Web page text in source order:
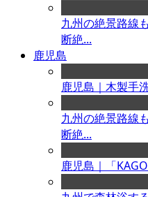
九州の絶景路線
断絶...
鹿児島
鹿児島｜木製手
九州の絶景路線
断絶...
鹿児島｜「